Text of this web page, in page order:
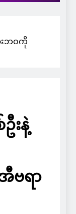
းဘဝကို
ဦးနဲ့
ရာ